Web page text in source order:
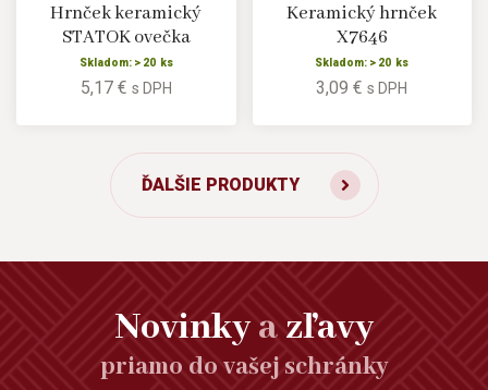
Hrnček keramický
STATOK ovečka
Skladom: > 20 ks
5,17 € s DPH
Keramický hrnček
X7646
Skladom: > 20 ks
3,09 €s DPH
ĎALŠIE PRODUKTY
Novinkyazľavy
priamo do vašej schránky